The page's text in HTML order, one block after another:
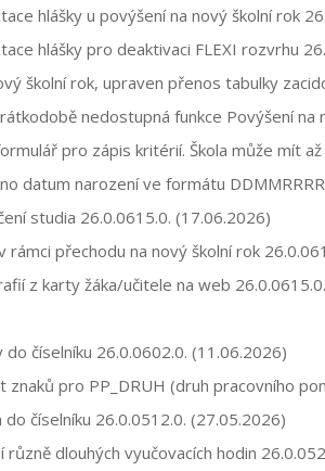
hlášky u povýšení na nový školní rok
hlášky pro deaktivaci FLEXI rozvrhu
školní rok, upraven přenos tabulky
nedostupná funkce Povýšení na
pro zápis kritérií. Škola může mít
datum narození ve formátu DDMMRRRR
studia 26.0.0615.0. (17.06.2026)
rámci přechodu na nový školní rok
z karty žáka/učitele na web 26.0.0615.0.
do číselníku 26.0.0602.0. (11.06.2026)
znaků pro PP_DRUH (druh pracovního
do číselníku 26.0.0512.0. (27.05.2026)
dlouhých vyučovacích hodin